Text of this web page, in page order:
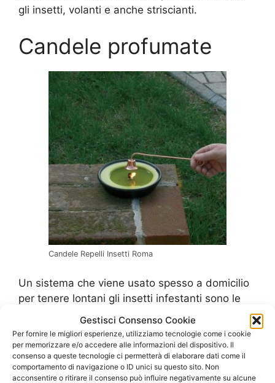
Gestisci Consenso Cookie
Per fornire le migliori esperienze, utilizziamo tecnologie come i cookie
per memorizzare e/o accedere alle informazioni del dispositivo. Il
consenso a queste tecnologie ci permetterà di elaborare dati come il
comportamento di navigazione o ID unici su questo sito. Non
acconsentire o ritirare il consenso può influire negativamente su alcune
gli insetti, volanti e anche striscianti.
Candele profumate
Candele Repelli Insetti Roma
Un sistema che viene usato spesso a domicilio
per tenere lontani gli insetti infestanti sono le
candele, spesso all’essenza di citronella o
geranio, che risultano piuttosto efficaci. Si tratta
però di un sistema non professionale che non
serve a molto se vi è una vera e propri a
infestazione in corso. Solo prendendo contatto